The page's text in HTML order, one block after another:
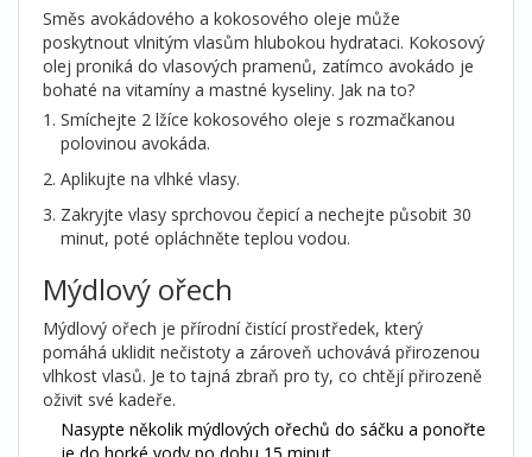
Směs avokádového a kokosového oleje může
poskytnout vlnitým vlasům hlubokou hydrataci. Kokosový
olej proniká do vlasových pramenů, zatímco avokádo je
bohaté na vitamíny a mastné kyseliny. Jak na to?
Smíchejte 2 lžíce kokosového oleje s rozmačkanou
polovinou avokáda.
Aplikujte na vlhké vlasy.
Zakryjte vlasy sprchovou čepicí a nechejte působit 30
minut, poté opláchněte teplou vodou.
Mýdlový ořech
Mýdlový ořech je přírodní čistící prostředek, který
pomáhá uklidit nečistoty a zároveň uchovává přirozenou
vlhkost vlasů. Je to tajná zbraň pro ty, co chtějí přirozeně
oživit své kadeře.
Nasypte několik mýdlových ořechů do sáčku a ponořte